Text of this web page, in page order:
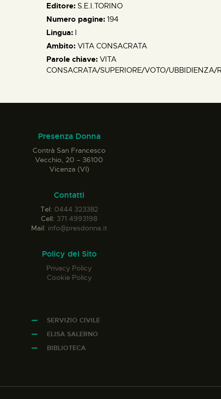
Editore: S.E.I.TORINO
Numero pagine: 194
Lingua: I
Ambito: VITA CONSACRATA
Parole chiave: VITA
CONSACRATA/SUPERIORE/VOTO/UBBIDIENZA/
Presenza Donna
Contrà San Francesco
Vecchio, 20 – 36100
Vicenza (VI)
Contatti
Tel: 0444 323382
Cell: 371 4993198
Mail: info@presdonna.it
Policy del Sito
Privacy Policy
Cookie Policy
SERVIZIO CIVILE
ELISA SALERNO
BIBLIOTECA